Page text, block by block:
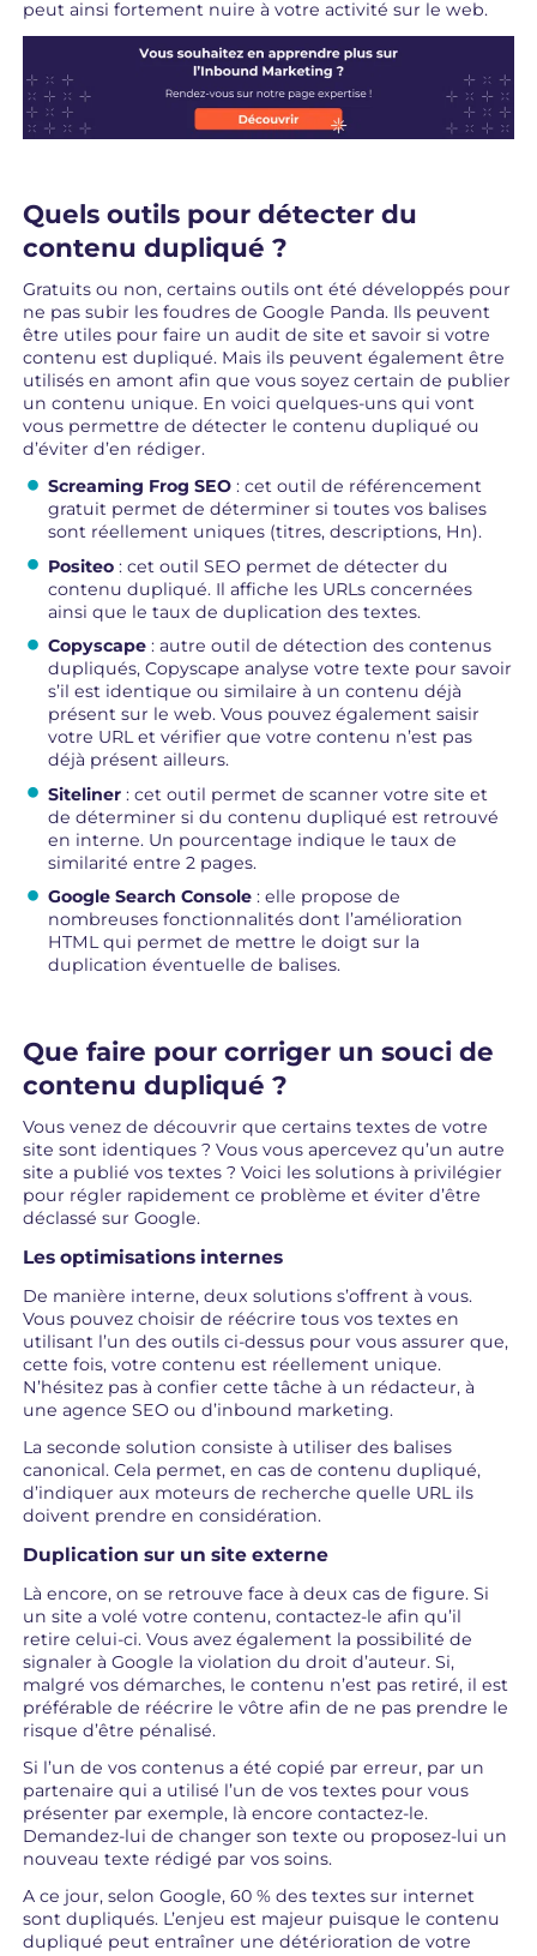
peut ainsi fortement nuire à votre activité sur le web.
Quels outils pour détecter du
contenu dupliqué ?
Gratuits ou non, certains outils ont été développés pour
ne pas subir les foudres de Google Panda. Ils peuvent
être utiles pour faire un audit de site et savoir si votre
contenu est dupliqué. Mais ils peuvent également être
utilisés en amont afin que vous soyez certain de publier
un contenu unique. En voici quelques-uns qui vont
vous permettre de détecter le contenu dupliqué ou
d’éviter d’en rédiger.
Screaming Frog SEO: cet outil de référencement
gratuit permet de déterminer si toutes vos balises
sont réellement uniques (titres, descriptions, Hn).
Positeo: cet outil SEO permet de détecter du
contenu dupliqué. Il affiche les URLs concernées
ainsi que le taux de duplication des textes.
Copyscape: autre outil de détection des contenus
dupliqués, Copyscape analyse votre texte pour savoir
s’il est identique ou similaire à un contenu déjà
présent sur le web. Vous pouvez également saisir
votre URL et vérifier que votre contenu n’est pas
déjà présent ailleurs.
Siteliner: cet outil permet de scanner votre site et
de déterminer si du contenu dupliqué est retrouvé
en interne. Un pourcentage indique le taux de
similarité entre 2 pages.
Google Search Console: elle propose de
nombreuses fonctionnalités dont l’amélioration
HTML qui permet de mettre le doigt sur la
duplication éventuelle de balises.
Que faire pour corriger un souci de
contenu dupliqué ?
Vous venez de découvrir que certains textes de votre
site sont identiques ? Vous vous apercevez qu’un autre
site a publié vos textes ? Voici les solutions à privilégier
pour régler rapidement ce problème et éviter d’être
déclassé sur Google.
Les optimisations internes
De manière interne, deux solutions s’offrent à vous.
Vous pouvez choisir de réécrire tous vos textes en
utilisant l’un des outils ci-dessus pour vous assurer que,
cette fois, votre contenu est réellement unique.
N’hésitez pas à confier cette tâche à un rédacteur, à
une agence SEO ou d’inbound marketing.
La seconde solution consiste à utiliser des balises
canonical. Cela permet, en cas de contenu dupliqué,
d’indiquer aux moteurs de recherche quelle URL ils
doivent prendre en considération.
Duplication sur un site externe
Là encore, on se retrouve face à deux cas de figure. Si
un site a volé votre contenu, contactez-le afin qu’il
retire celui-ci. Vous avez également la possibilité de
signaler à Google la violation du droit d’auteur. Si,
malgré vos démarches, le contenu n’est pas retiré, il est
préférable de réécrire le vôtre afin de ne pas prendre le
risque d’être pénalisé.
Si l’un de vos contenus a été copié par erreur, par un
partenaire qui a utilisé l’un de vos textes pour vous
présenter par exemple, là encore contactez-le.
Demandez-lui de changer son texte ou proposez-lui un
nouveau texte rédigé par vos soins.
A ce jour, selon Google, 60 % des textes sur internet
sont dupliqués. L’enjeu est majeur puisque le contenu
dupliqué peut entraîner une détérioration de votre